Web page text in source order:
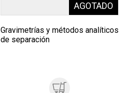
Gravimetrías y métodos analíticos
de separación